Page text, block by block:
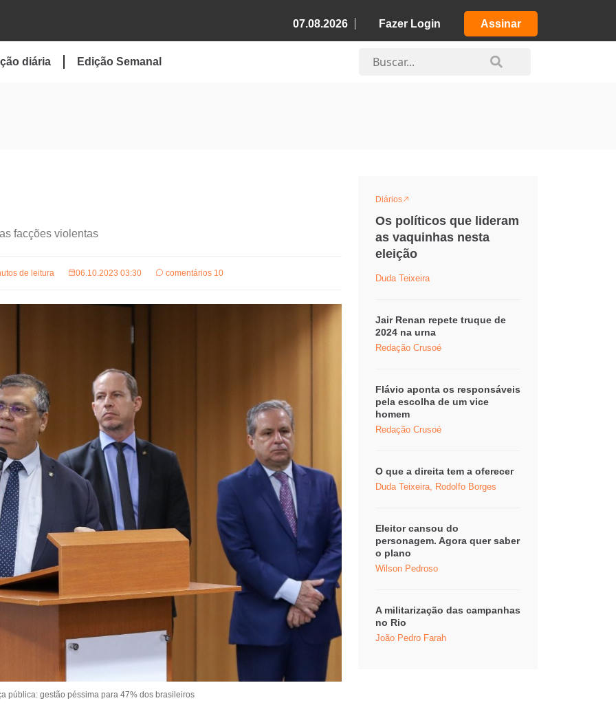
07.08.2026 Fazer Login Assinar
diária Edição Semanal
facções violentas
de leitura 06.10.2023 03:30 comentários 10
pública: gestão péssima para 47% dos brasileiros
Diários
Os políticos que lideram
as vaquinhas nesta
eleição
Duda Teixeira
Jair Renan repete truque de
2024 na urna
Redação Crusoé
Flávio aponta os responsáveis
pela escolha de um vice
homem
Redação Crusoé
O que a direita tem a oferecer
Duda Teixeira, Rodolfo Borges
Eleitor cansou do
personagem. Agora quer saber
o plano
Wilson Pedroso
A militarização das campanhas
no Rio
João Pedro Farah